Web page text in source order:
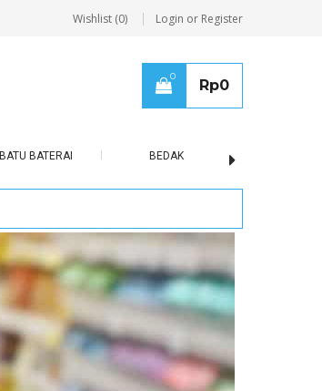
Wishlist (0) Login or Register
0
Rp0
BATU BATERAI BEDAK